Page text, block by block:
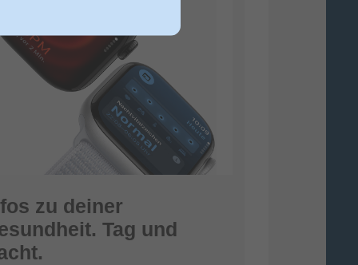
zu deiner
Tag und